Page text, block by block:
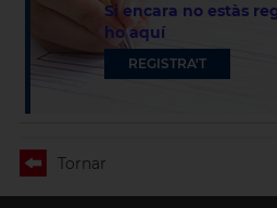
Si encara no estàs
ho aquí
REGISTRA'T
Tornar